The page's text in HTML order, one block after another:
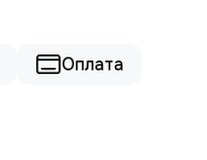
Оплата